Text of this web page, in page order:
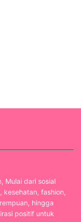
Mulai dari sosial
fashion,
hingga
positif untuk